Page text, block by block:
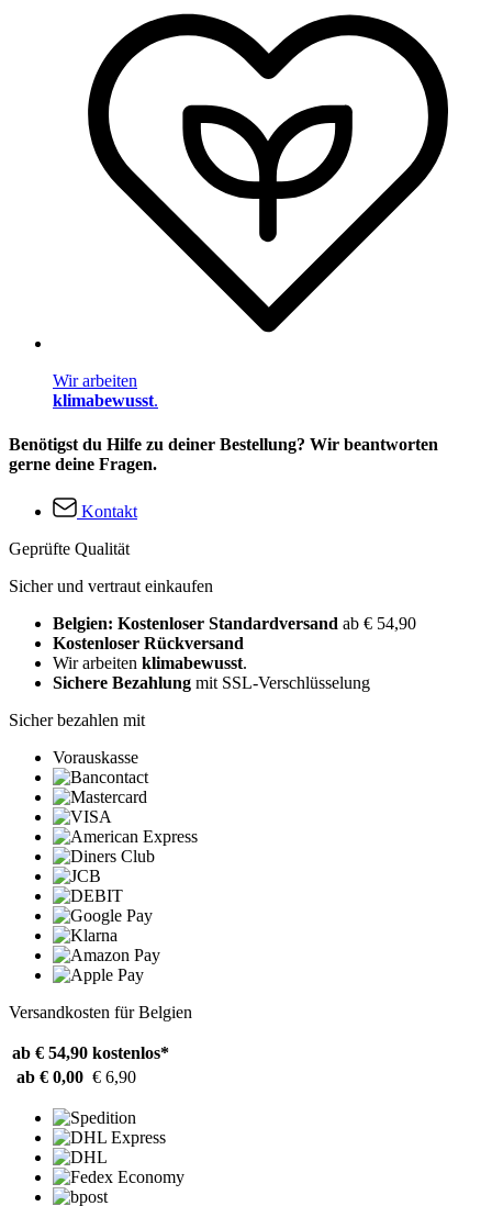
Wir arbeiten
klimabewusst.
Benötigst du Hilfe zu deiner Bestellung? Wir beantworten
gerne deine Fragen.
Kontakt
Geprüfte Qualität
Sicher und vertraut einkaufen
Belgien: Kostenloser Standardversand ab € 54,90
Kostenloser Rückversand
Wir arbeiten klimabewusst.
Sichere Bezahlung mit SSL-Verschlüsselung
Sicher bezahlen mit
Vorauskasse
Versandkosten für Belgien
ab € 54,90 kostenlos*
ab € 0,00 € 6,90